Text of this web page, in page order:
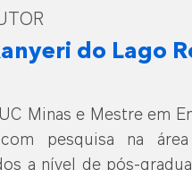
do Lago
Minas e Mestre em
pesquisa na
a nível de pós-